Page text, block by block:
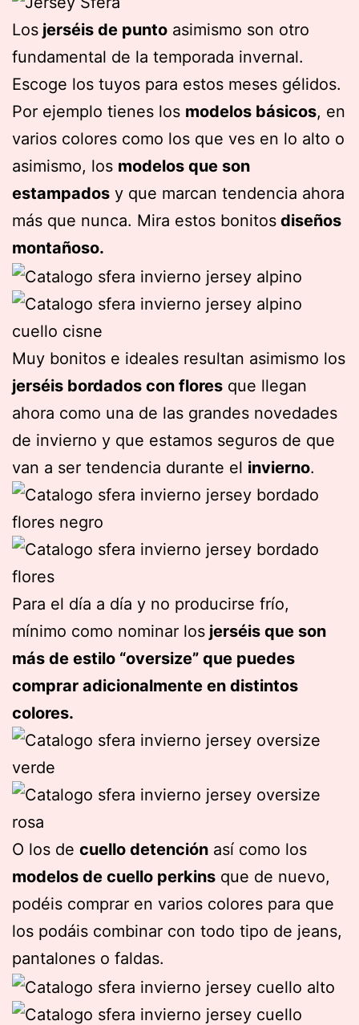
Los jerséis de punto asimismo son otro
fundamental de la temporada invernal.
Escoge los tuyos para estos meses gélidos.
Por ejemplo tienes los modelos básicos, en
varios colores como los que ves en lo alto o
asimismo, los modelos que son
estampados y que marcan tendencia ahora
más que nunca. Mira estos bonitos diseños
montañoso.
Muy bonitos e ideales resultan asimismo los
jerséis bordados con flores que llegan
ahora como una de las grandes novedades
de invierno y que estamos seguros de que
van a ser tendencia durante el invierno.
Para el día a día y no producirse frío,
mínimo como nominar los jerséis que son
más de estilo “oversize” que puedes
comprar adicionalmente en distintos
colores.
O los de cuello detención así como los
modelos de cuello perkins que de nuevo,
podéis comprar en varios colores para que
los podáis combinar con todo tipo de jeans,
pantalones o faldas.